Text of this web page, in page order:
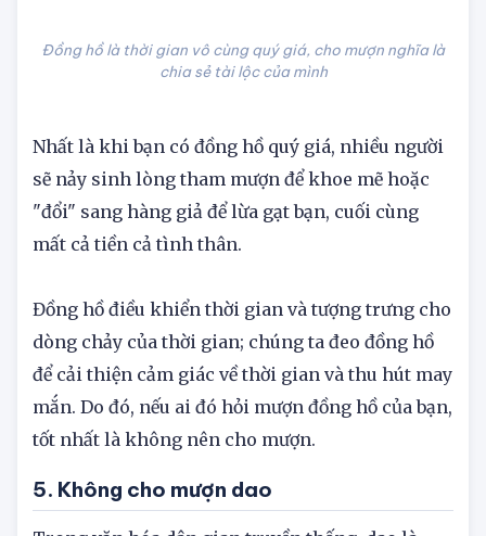
Nhất là khi bạn có đồng hồ quý giá, nhiều người
sẽ nảy sinh lòng tham mượn để khoe mẽ hoặc
"đổi" sang hàng giả để lừa gạt bạn, cuối cùng
Đồng hồ điều khiển thời gian và tượng trưng cho
dòng chảy của thời gian; chúng ta đeo đồng hồ
để cải thiện cảm giác về thời gian và thu hút may
mắn. Do đó, nếu ai đó hỏi mượn đồng hồ của bạn,
tốt nhất là không nên cho mượn.